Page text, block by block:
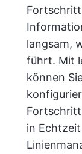
langsam,
führt. Mit
können
in